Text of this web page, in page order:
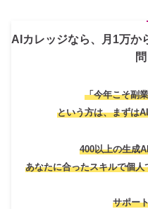
AIカレッジなら、月1万か
「今年こそ副
という方は、まずは
400以上の生成
あなたに合ったスキルで個
サポー